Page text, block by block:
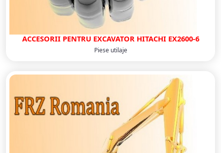
ACCESORII PENTRU EXCAVATOR HITACHI EX2600-6
Piese utilaje